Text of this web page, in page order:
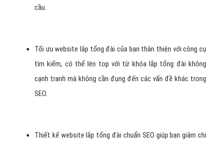
cầu.
Tối ưu website lắp tổng đài của bạn thân thiện với công cụ
tìm kiếm, có thể lên top với từ khóa lắp tổng đài không
cạnh tranh mà không cần đụng đến các vấn đề khác trong
SEO.
Thiết kế website lắp tổng đài chuẩn SEO giúp bạn giảm chi